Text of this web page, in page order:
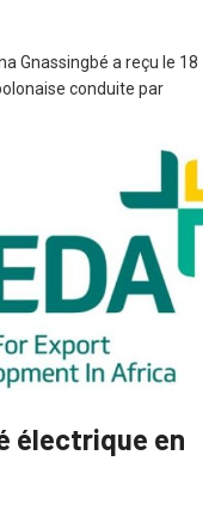
Gnassingbé a reçu le 18
conduite par
électrique en